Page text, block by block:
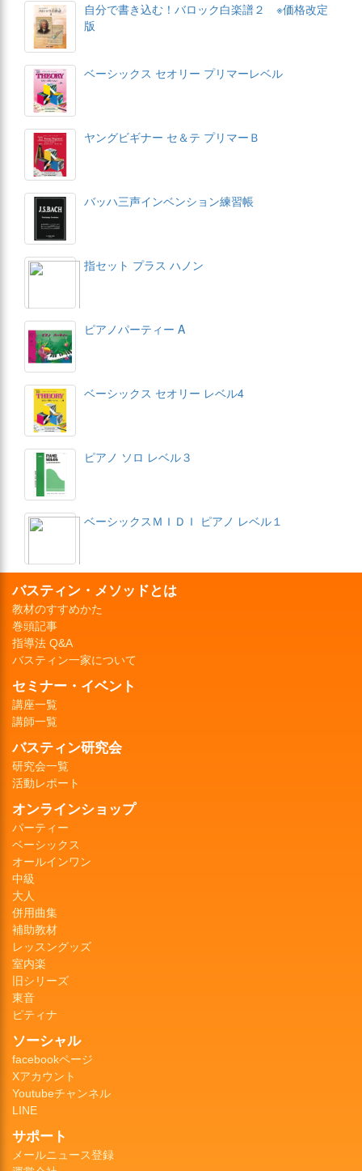
自分で書き込む！バロック白楽譜２ ※価格改定
版
ベーシックス セオリー プリマーレベル
ヤングビギナー セ＆テ プリマーＢ
バッハ三声インベンション練習帳
指セット プラス ハノン
ピアノパーティー A
ベーシックス セオリー レベル4
ピアノ ソロ レベル３
ベーシックスＭＩＤＩ ピアノ レベル１
バスティン・メソッドとは
教材のすすめかた
巻頭記事
指導法 Q&A
バスティン一家について
セミナー・イベント
講座一覧
講師一覧
バスティン研究会
研究会一覧
活動レポート
オンラインショップ
パーティー
ベーシックス
オールインワン
中級
大人
併用曲集
補助教材
レッスングッズ
室内楽
旧シリーズ
東音
ピティナ
ソーシャル
facebookページ
Xアカウント
Youtubeチャンネル
LINE
サポート
メールニュース登録